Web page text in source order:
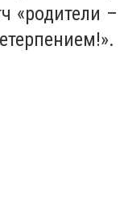
«родители –